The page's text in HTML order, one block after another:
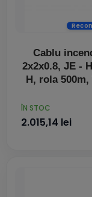
Cablu
2x2x0.8, JE -
H, rola 500m,
PRET
ÎN STOC
2.015,14 lei